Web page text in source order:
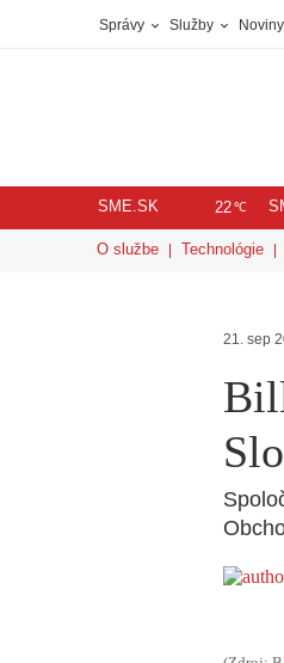
Správy Služby
SME.SK 22℃
O službe Technológie
21. sep